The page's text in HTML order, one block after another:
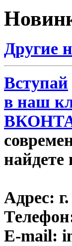
Другие
Вступай
в наш
найдете
Адрес:
E-mail: